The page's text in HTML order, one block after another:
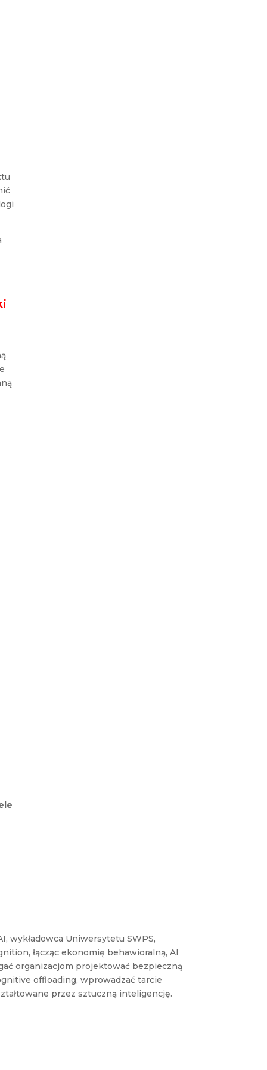
wykładowca Uniwersytetu SWPS,
łącząc ekonomię behawioralną, AI
organizacjom projektować bezpieczną
offloading, wprowadzać tarcie
przez sztuczną inteligencję.